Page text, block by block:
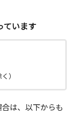
ています
）
は、以下からも